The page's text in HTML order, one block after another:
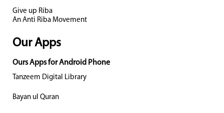
Give up Riba
An Anti Riba Movement
Our Apps
Ours Apps for Android Phone
Tanzeem Digital Library
Bayan ul Quran